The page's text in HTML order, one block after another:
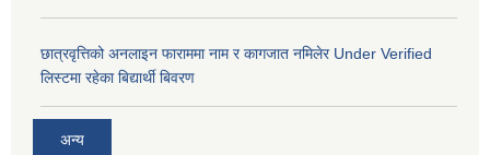
छात्रवृत्तिको अनलाइन फाराममा नाम र कागजात नमिलेर Under Verified
लिस्टमा रहेका बिद्यार्थी बिवरण
अन्य